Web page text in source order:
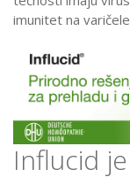
imunitet na
Influcid